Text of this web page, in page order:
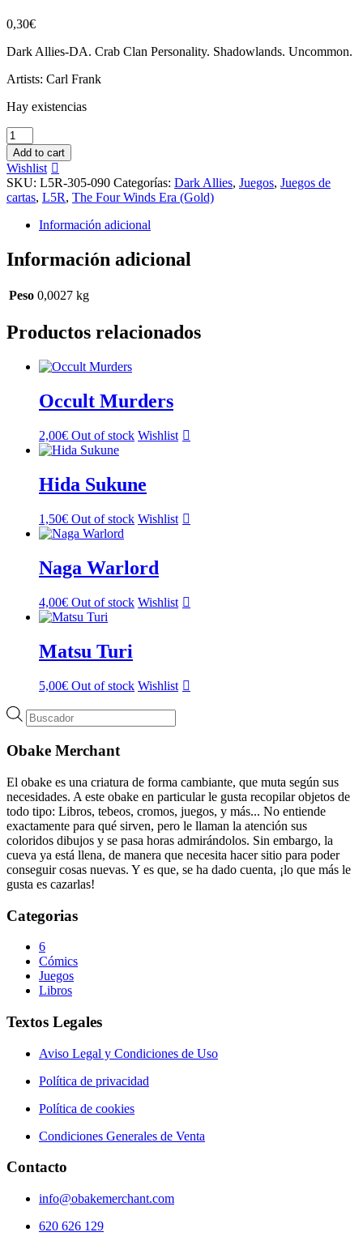
0,30€
Dark Allies-DA. Crab Clan Personality. Shadowlands. Uncommon.
Artists: Carl Frank
Hay existencias
Omen
cantidad
Add to cart
Wishlist
SKU: L5R-305-090 Categorías: Dark Allies, Juegos, Juegos de
cartas, L5R, The Four Winds Era (Gold)
Información adicional
Información adicional
Peso 0,0027 kg
Productos relacionados
Occult Murders
2,00€ Out of stock Wishlist
Hida Sukune
1,50€ Out of stock Wishlist
Naga Warlord
4,00€ Out of stock Wishlist
Matsu Turi
5,00€ Out of stock Wishlist
Búsqueda
de
Obake Merchant
El obake es una criatura de forma cambiante, que muta según sus
necesidades. A este obake en particular le gusta recopilar objetos de
todo tipo: Libros, tebeos, cromos, juegos, y más... No entiende
exactamente para qué sirven, pero le llaman la atención sus
coloridos dibujos y se pasa horas admirándolos. Sin embargo, la
cueva ya está llena, de manera que necesita hacer sitio para poder
conseguir cosas nuevas. Y es que, se ha dado cuenta, ¡lo que más le
gusta es cazarlas!
Categorias
6
Cómics
Juegos
Libros
Textos Legales
Aviso Legal y Condiciones de Uso
Política de privacidad
Política de cookies
Condiciones Generales de Venta
Contacto
info@obakemerchant.com
620 626 129